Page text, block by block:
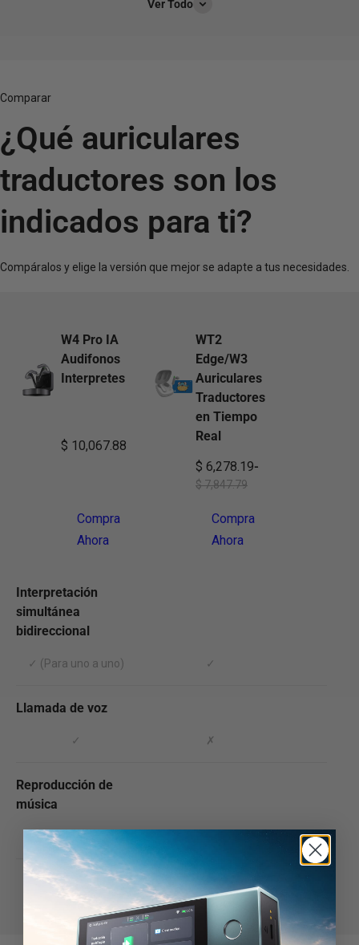
W4 IA
Ver Todo
Comparar
¿Qué auriculares
traductores son los
indicados para ti?
Compáralos y elige la versión que mejor se adapte a tus necesidades.
W4 Pro IA
Audifonos
Interpretes
$ 10,067.88
Compra
Ahora
WT2
Edge/W3
Auriculares
Traductores
en Tiempo
Real
$ 6,278.19-
$ 7,847.79
Compra
Ahora
Interpretación
simultánea
bidireccional
✓ (Para uno a uno) ✓
Llamada de voz
✓ ✗
Reproducción de
música
✓
Ver Todo